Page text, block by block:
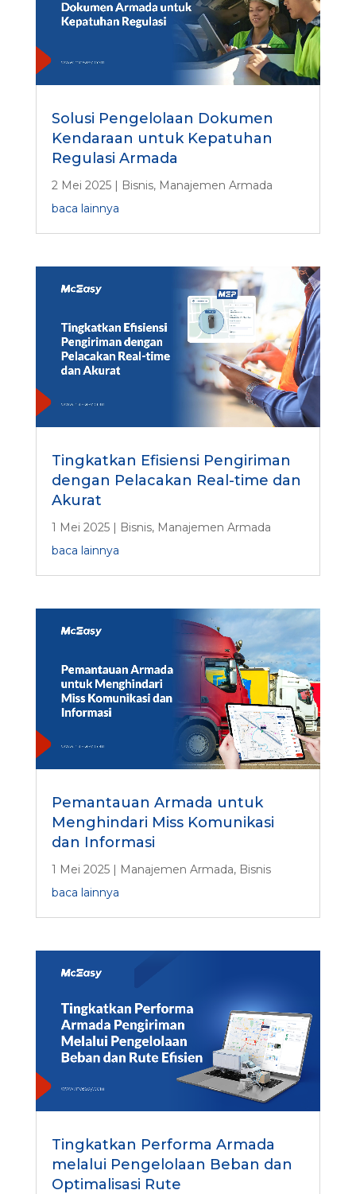
Solusi Pengelolaan Dokumen
Kendaraan untuk Kepatuhan
Regulasi Armada
2 Mei 2025| Bisnis, Manajemen Armada
baca lainnya
Tingkatkan Efisiensi Pengiriman
dengan Pelacakan Real-time dan
Akurat
1 Mei 2025| Bisnis, Manajemen Armada
baca lainnya
Pemantauan Armada untuk
Menghindari Miss Komunikasi
dan Informasi
1 Mei 2025| Manajemen Armada, Bisnis
baca lainnya
Tingkatkan Performa Armada
melalui Pengelolaan Beban dan
Optimalisasi Rute